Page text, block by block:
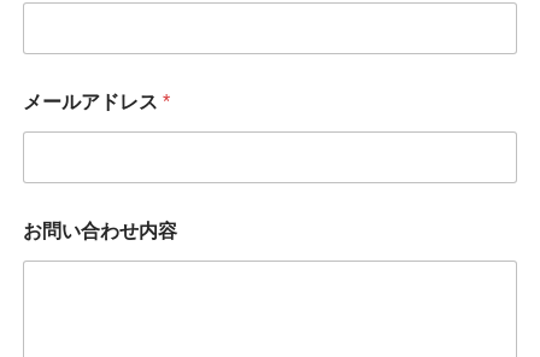
メールアドレス *
お問い合わせ内容